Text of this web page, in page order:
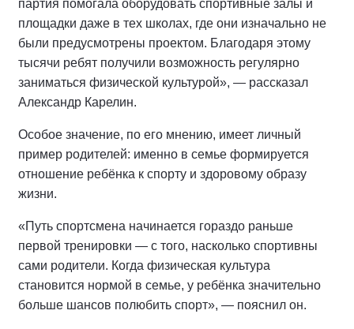
партия помогала оборудовать спортивные залы и
площадки даже в тех школах, где они изначально не
были предусмотрены проектом. Благодаря этому
тысячи ребят получили возможность регулярно
заниматься физической культурой», — рассказал
Александр Карелин.
Особое значение, по его мнению, имеет личный
пример родителей: именно в семье формируется
отношение ребёнка к спорту и здоровому образу
жизни.
«Путь спортсмена начинается гораздо раньше
первой тренировки — с того, насколько спортивны
сами родители. Когда физическая культура
становится нормой в семье, у ребёнка значительно
больше шансов полюбить спорт», — пояснил он.